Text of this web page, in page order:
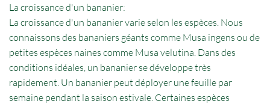
La croissance d'un bananier:
La croissance d'un bananier varie selon les espèces. Nous
connaissons des bananiers géants comme Musa ingens ou de
petites espèces naines comme Musa velutina. Dans des
conditions idéales, un bananier se développe très
rapidement. Un bananier peut déployer une feuille par
semaine pendant la saison estivale. Certaines espèces